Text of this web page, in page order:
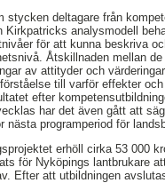
deltagare från
Kirkpatricks analysmodell
för att kunna beskriva
Åtskillnaden mellan
av attityder och
till varför effekter
efter
har det även gått att
programperiod för
erhöll cirka 53 000
för Nyköpings lantbrukare
Efter att utbildningen